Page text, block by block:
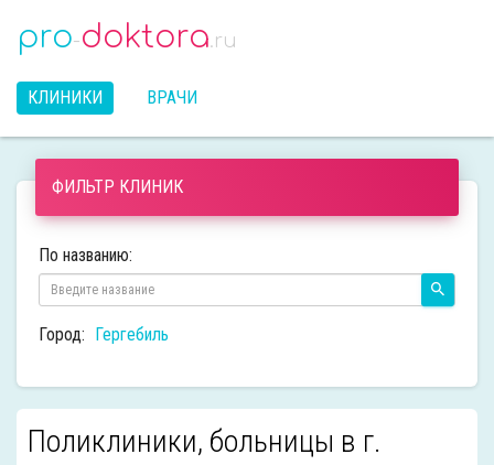
pro-doktora.ru
КЛИНИКИ ВРАЧИ
ФИЛЬТР КЛИНИК
По названию:
Город: Гергебиль
Поликлиники, больницы в г.